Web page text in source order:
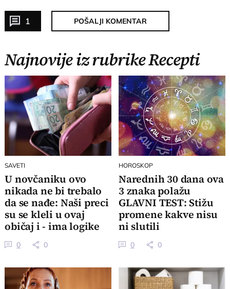
1 POŠALJI KOMENTAR
Najnovije iz rubrike Recepti
SAVETI
U novčaniku ovo
nikada ne bi trebalo
da se nađe: Naši preci
su se kleli u ovaj
običaj i - ima logike
0 0
HOROSKOP
Narednih 30 dana ova
3 znaka polažu
GLAVNI TEST: Stižu
promene kakve nisu
ni slutili
0 0